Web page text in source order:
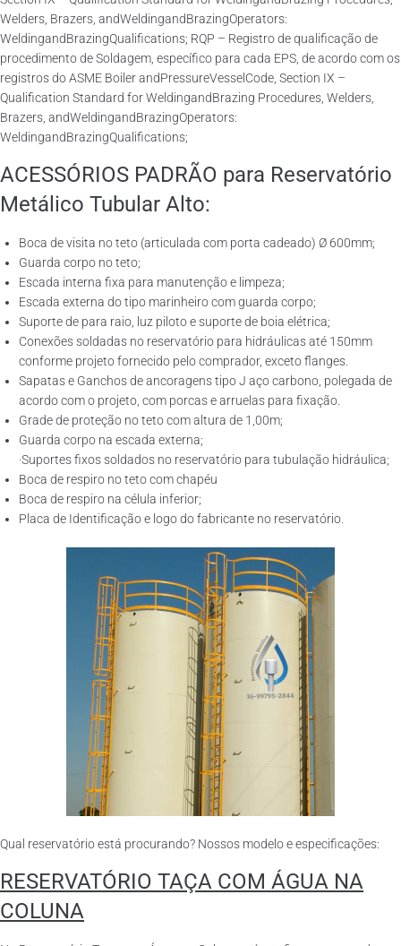
Welders, Brazers, andWeldingandBrazingOperators:
WeldingandBrazingQualifications; RQP – Registro de qualificação de
procedimento de Soldagem, específico para cada EPS, de acordo com os
registros do ASME Boiler andPressureVesselCode, Section IX –
Qualification Standard for WeldingandBrazing Procedures, Welders,
Brazers, andWeldingandBrazingOperators:
WeldingandBrazingQualifications;
ACESSÓRIOS PADRÃO para Reservatório
Metálico Tubular Alto:
Boca de visita no teto (articulada com porta cadeado) Ø 600mm;
Guarda corpo no teto;
Escada interna fixa para manutenção e limpeza;
Escada externa do tipo marinheiro com guarda corpo;
Suporte de para raio, luz piloto e suporte de boia elétrica;
Conexões soldadas no reservatório para hidráulicas até 150mm
conforme projeto fornecido pelo comprador, exceto flanges.
Sapatas e Ganchos de ancoragens tipo J aço carbono, polegada de
acordo com o projeto, com porcas e arruelas para fixação.
Grade de proteção no teto com altura de 1,00m;
Guarda corpo na escada externa;
·Suportes fixos soldados no reservatório para tubulação hidráulica;
Boca de respiro no teto com chapéu
Boca de respiro na célula inferior;
Placa de Identificação e logo do fabricante no reservatório.
Qual reservatório está procurando? Nossos modelo e especificações:
RESERVATÓRIO TAÇA COM ÁGUA NA
COLUNA